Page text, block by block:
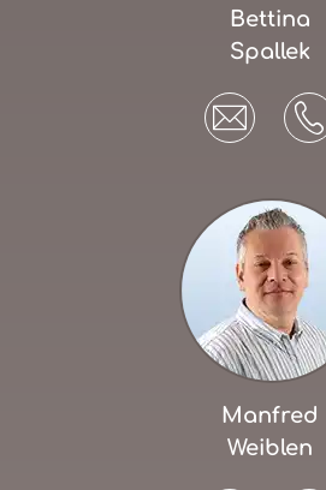
Bettina
Spallek
Manfred
Weiblen